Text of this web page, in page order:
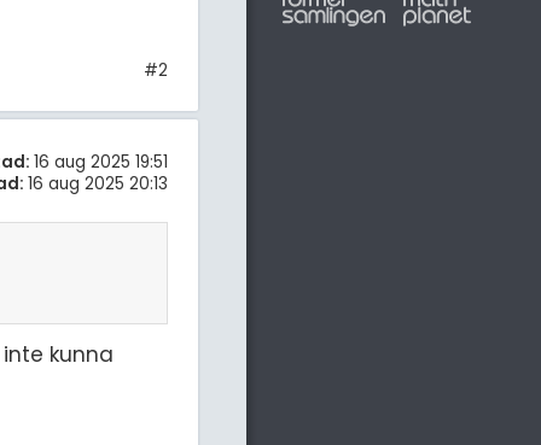
#2
16 aug 2025 19:51
16 aug 2025 20:13
kunna